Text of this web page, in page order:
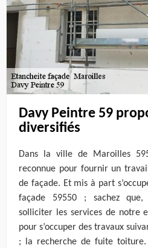
Davy Peintre 59
diversifiés
Dans la ville de Maroilles
reconnue pour fournir un
de façade. Et mis à part
façade 59550 ; sachez que,
solliciter les services de notre
pour s’occuper des travaux
; la recherche de fuite